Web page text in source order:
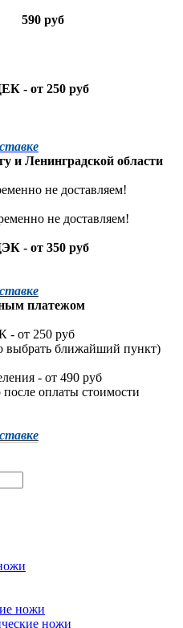
590 руб
- от 250 руб
и Ленинградской области
не доставляем!
не доставляем!
- от 350 руб
платежом
- от 250 руб
выбрать ближайший пункт)
- от 490 руб
оплаты стоимости
ножи
ножи